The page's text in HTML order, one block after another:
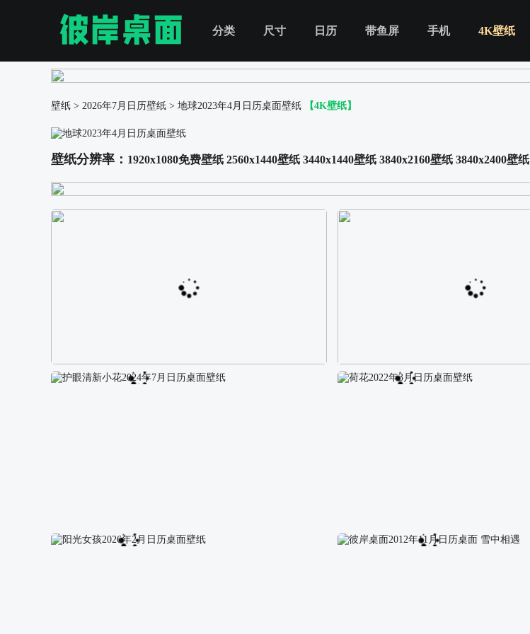
分类 尺寸 日历 带鱼屏 手机 4K壁纸
壁纸 > 2026年7月日历壁纸 > 地球2023年4月日历桌面壁纸 【4K壁纸】
壁纸分辨率： 1920x1080免费壁纸 2560x1440壁纸 3440x1440壁纸 3840x2160壁纸 3840x2400壁纸
阿尔卑斯山区自然风景壁纸 校园长发可爱美女4K电脑壁纸
护眼清新小花2024年7月日历桌面壁纸 荷花2022年3月日历桌面壁纸